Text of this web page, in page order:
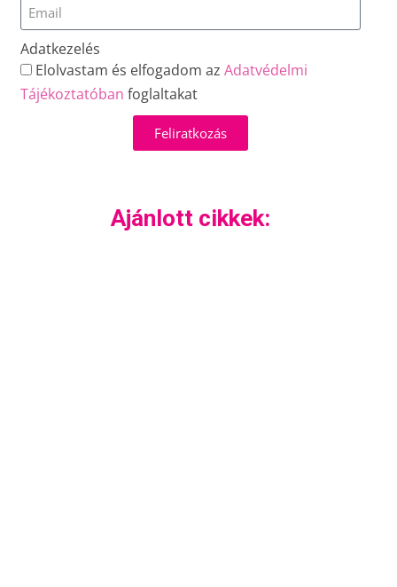
Adatkezelés
Elolvastam és elfogadom azAdatvédelmi
Tájékoztatóban foglaltakat
Feliratkozás
Ajánlott cikkek: